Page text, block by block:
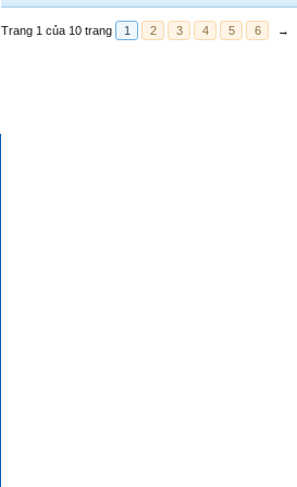
Trang 1 của 10 trang 1 2 3 4 5 6 →